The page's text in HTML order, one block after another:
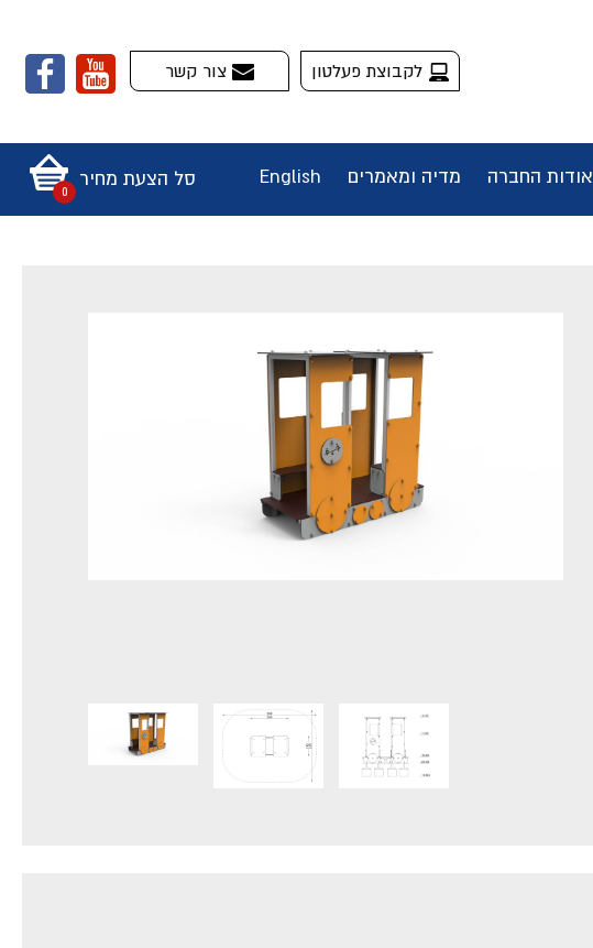
לקבוצת פעלטון צור קשר
אודות החברה מדיה ומאמרים English סל הצעת מחיר